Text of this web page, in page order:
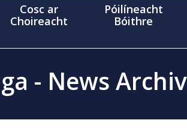
Cosc ar
Choireacht
Póilíneacht
Bóithre
ga - News